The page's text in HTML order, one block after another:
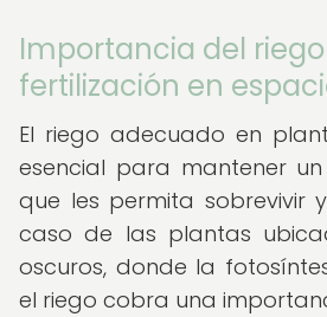
Importancia del
fertilización en
El riego adecuado en
esencial para mantener
que les permita sobrevivir
caso de las plantas
oscuros, donde la
el riego cobra una